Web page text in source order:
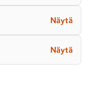
Näytä
Näytä